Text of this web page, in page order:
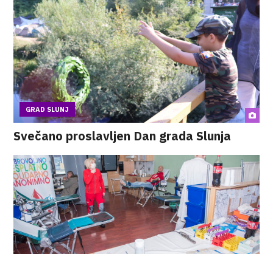
GRAD SLUNJ
Svečano proslavljen Dan grada Slunja